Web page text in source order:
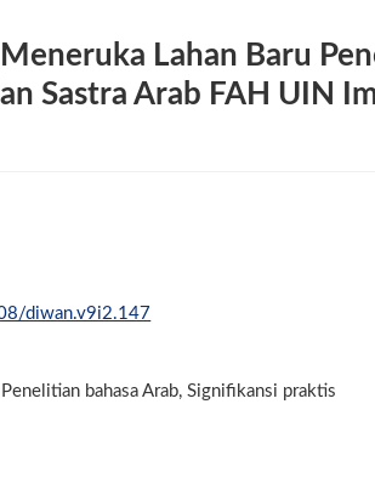
Lahan Baru
Sastra Arab FAH UIN
diwan.v9i2.147
bahasa Arab, Signifikansi praktis